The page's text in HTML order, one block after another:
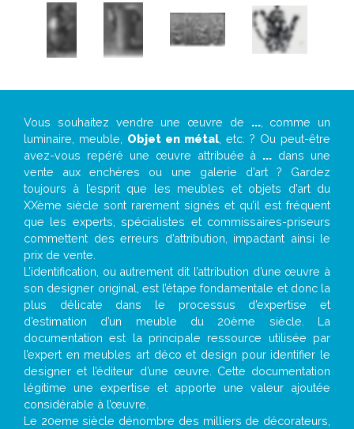
Vous souhaitez vendre une œuvre de ..., comme un
luminaire, meuble, Objet en métal , etc. ? Ou peut-être
avez-vous repéré une œuvre attribuée à ... dans une
vente aux enchères ou une galerie d’art ? Gardez
toujours à l’esprit que les meubles et objets d’art du
XXème siècle sont rarement signés et qu’il est fréquent
que les experts, spécialistes et commissaires-priseurs
commettent des erreurs d’attribution, impactant ainsi le
prix de vente.
L’identification, ou autrement dit l’attribution d’une œuvre à
son designer original, est l’étape fondamentale et donc la
plus délicate dans le processus d’expertise et
d’estimation d’un meuble du 20ème siècle. La
documentation est la principale ressource utilisée par
l’expert en meubles art déco et design pour identifier le
designer et l’éditeur d’une œuvre. Cette documentation
légitime une expertise et apporte une valeur ajoutée
considérable à l’œuvre.
Le 20eme siècle dénombre des milliers de décorateurs,